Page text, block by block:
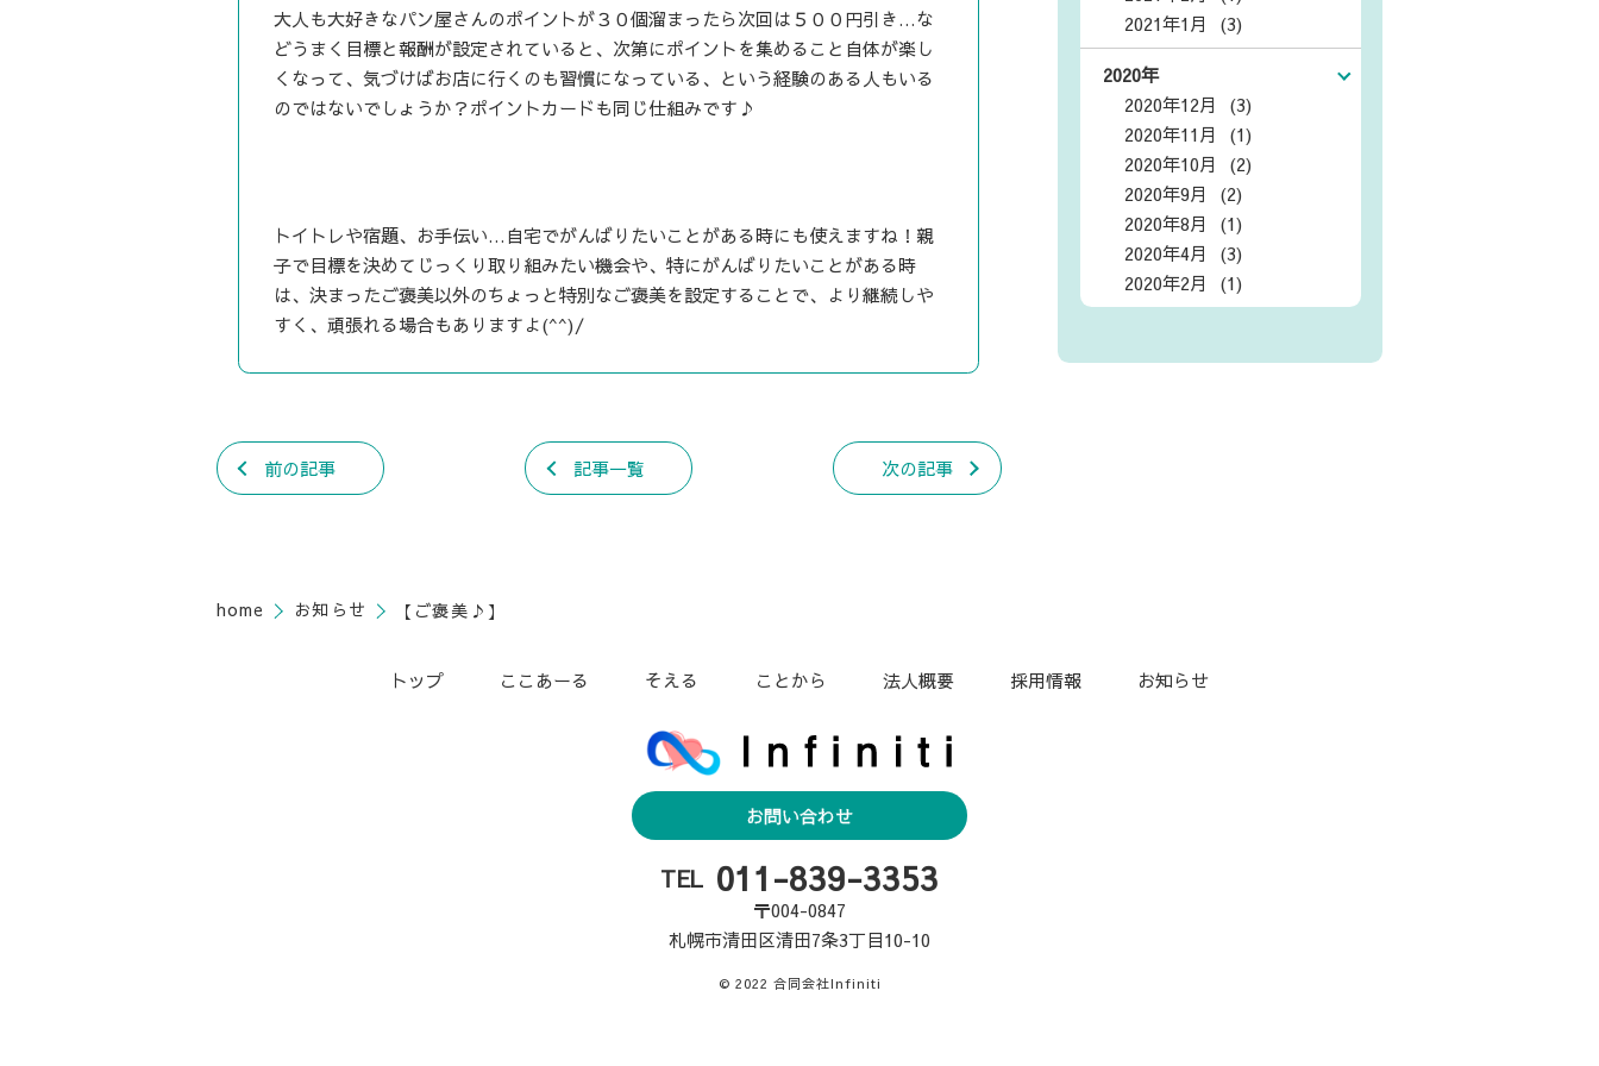
大人も大好きなパン屋さんのポイントが３０個溜まったら次回は５００円引き…な
どうまく目標と報酬が設定されていると、次第にポイントを集めること自体が楽し
くなって、気づけばお店に行くのも習慣になっている、という経験のある人もいる
のではないでしょうか？ポイントカードも同じ仕組みです♪
トイトレや宿題、お手伝い…自宅でがんばりたいことがある時にも使えますね！親
子で目標を決めてじっくり取り組みたい機会や、特にがんばりたいことがある時
は、決まったご褒美以外のちょっと特別なご褒美を設定することで、より継続しや
すく、頑張れる場合もありますよ(^^)/
前の記事 記事一覧 次の記事
2021年1月 (3)
2020年
2020年12月 (3)
2020年11月 (1)
2020年10月 (2)
2020年9月 (2)
2020年8月 (1)
2020年4月 (3)
2020年2月 (1)
home お知らせ 【ご褒美♪】
トップ ここあーる そえる ことから 法人概要 採用情報 お知らせ
お問い合わせ
TEL 011-839-3353
〒004-0847
札幌市清田区清田7条3丁目10-10
© 2022 合同会社Infiniti